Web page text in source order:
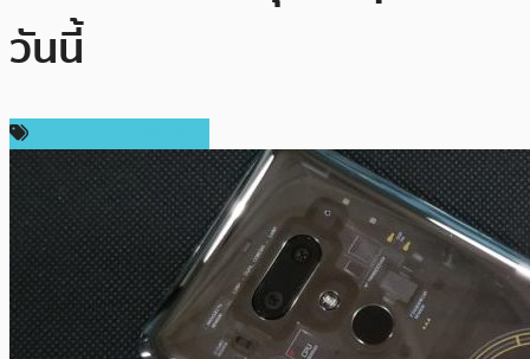
วันนี้